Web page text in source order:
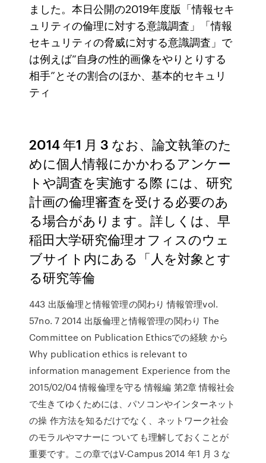
ました。本日公開の2019年度版「情報セキ
ュリティの倫理に対する意識調査」「情報
セキュリティの脅威に対する意識調査」で
は例えば“自身の性的画像をやりとりする
相手”とその割合のほか、基本的セキュリ
ティ
2014 年1 月 3 なお、論文執筆のた
めに個人情報にかかわるアンケー
トや調査を実施する際 には、研究
計画の倫理審査を受ける必要のあ
る場合があります。詳しくは、早
稲田大学研究倫理オフィスのウェ
ブサイト内にある「人を対象とす
る研究等倫
443 出版倫理と情報管理の関わり 情報管理vol.
57no. 7 2014 出版倫理と情報管理の関わり The
Committee on Publication Ethicsでの経験 から
Why publication ethics is relevant to
information management Experience from the
2015/02/04 情報倫理を守る 情報編 第2章 情報社会
で生きてゆくためには、パソコンやインターネット
の操 作方法を知るだけでなく、ネットワーク社会
のモラルやマナーに ついても理解しておくことが
重要です。この章ではV-Campus 2014 年1 月 3 な